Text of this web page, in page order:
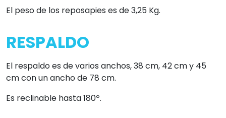
El peso de los reposapies es de 3,25 Kg.
RESPALDO
El respaldo es de varios anchos, 38 cm, 42 cm y 45
cm con un ancho de 78 cm.
Es reclinable hasta 180º.